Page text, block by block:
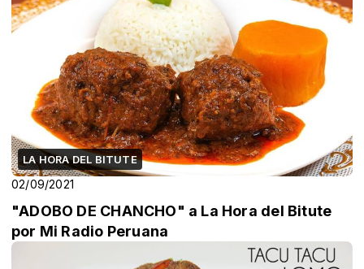
LA HORA DEL BITUTE
02/09/2021
"ADOBO DE CHANCHO" a La Hora del Bitute
por Mi Radio Peruana